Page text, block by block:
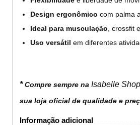
Design ergonômico com palma
Ideal para musculação , crossfit
Uso versátil em diferentes
*Compre sempre na Isabelle
sua loja oficial de qualidade e
Informação adicional